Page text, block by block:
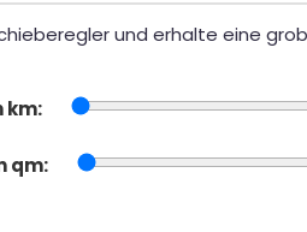
und erhalte eine
km:
qm: